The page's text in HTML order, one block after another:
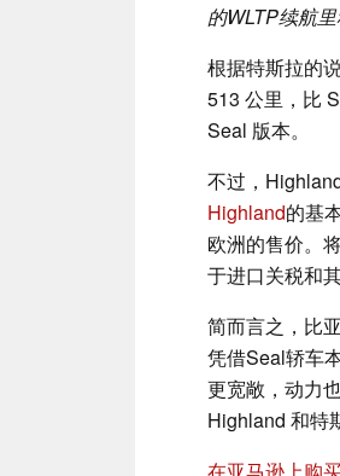
的WLTP续航
根据特斯拉的
513 公里，比
Seal 版本。
不过，
Highland的基
欧洲的售价。
于进口关税和
简而言之，比
凭借Seal轿车
更宽敞，动力
Highland 和特